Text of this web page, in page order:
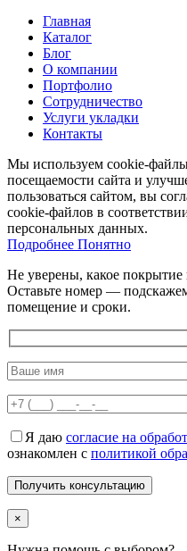
Главная
Каталог
Блог
О компании
Портфолио
Сотрудничество
Услуги укладки
Контакты
Мы используем cookie-
посещаемости сайта и
пользоваться сайтом, вы
cookie-файлов в
персональных данных.
Подробнее Подробнее
Понятно
Не уверены, какое покрытие
Оставьте номер —
помещение и сроки.
Я даю согласие на
ознакомлен с политикой
×